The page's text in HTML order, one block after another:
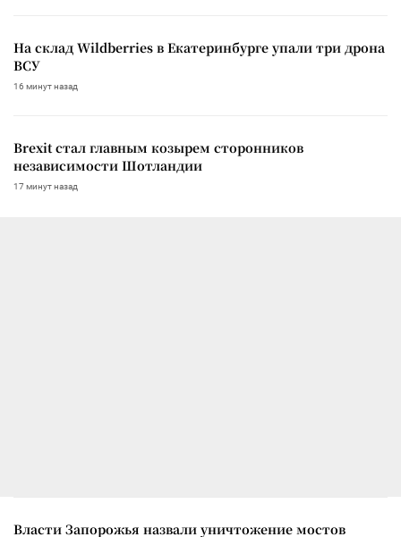
На склад Wildberries в Екатеринбурге упали три дрона
ВСУ
16 минут назад
Brexit стал главным козырем сторонников
независимости Шотландии
17 минут назад
Власти Запорожья назвали уничтожение мостов